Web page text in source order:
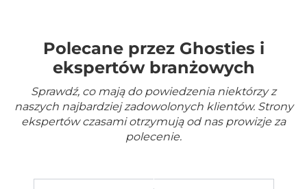
Polecane przez Ghosties i
ekspertów branżowych
Sprawdź, co mają do powiedzenia niektórzy z
naszych najbardziej zadowolonych klientów. Strony
ekspertów czasami otrzymują od nas prowizje za
polecenie.